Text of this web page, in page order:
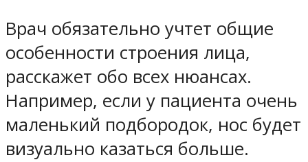
Врач обязательно учтет общие
особенности строения лица,
расскажет обо всех нюансах.
Например, если у пациента очень
маленький подбородок, нос будет
визуально казаться больше.